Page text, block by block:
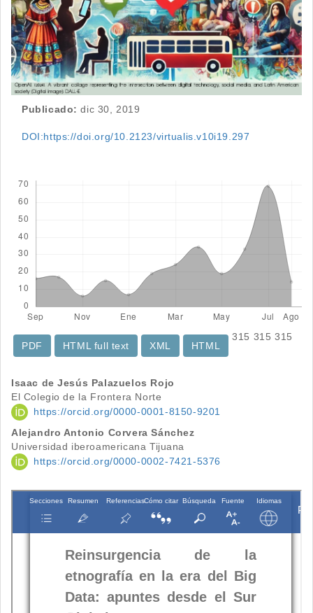
Publicado: dic 30, 2019
DOI:https://doi.org/10.2123/virtualis.v10i19.297
315
PDF
315
HTML full text
XML
315
HTML
Contenido
principal
del
artículo
Isaac de Jesús Palazuelos Rojo
El Colegio de la Frontera Norte
https://orcid.org/0000-0001-8150-9201
Alejandro Antonio Corvera Sánchez
Universidad iberoamericana Tijuana
https://orcid.org/0000-0002-7421-5376